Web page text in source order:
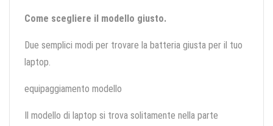
Come scegliere il modello giusto.
Due semplici modi per trovare la batteria giusta per il tuo
laptop.
equipaggiamento modello
Il modello di laptop si trova solitamente nella parte